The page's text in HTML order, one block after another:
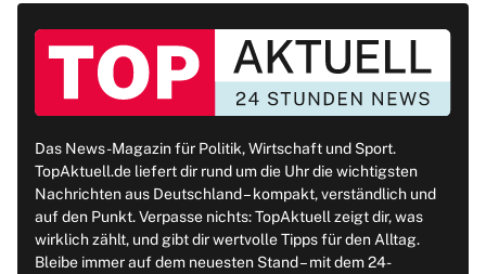
Das News-Magazin für Politik, Wirtschaft und Sport.
TopAktuell.de liefert dir rund um die Uhr die wichtigsten
Nachrichten aus Deutschland – kompakt, verständlich und
auf den Punkt. Verpasse nichts: TopAktuell zeigt dir, was
wirklich zählt, und gibt dir wertvolle Tipps für den Alltag.
Bleibe immer auf dem neuesten Stand – mit dem 24-